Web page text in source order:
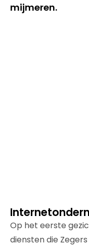
mijmeren.
Op het eerste
diensten die